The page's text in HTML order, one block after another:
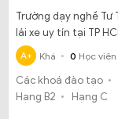
Trường dạy nghề Tư
lái xe uy tín tại TP
lượng đào tạo,
mới và cải tiến quy
dàng hơn.
A+ Khá 0 Học
Các khoá đào tạo
Hạng B2
Hạng C